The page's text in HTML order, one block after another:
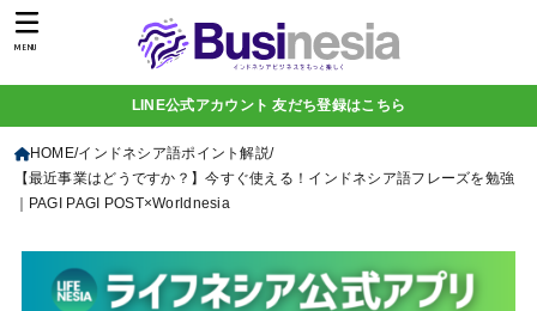
MENU
LINE公式アカウント 友だち登録はこちら
HOME インドネシア語ポイント解説
【最近事業はどうですか？】今すぐ使える！インドネシア語フレーズを勉強
｜PAGI PAGI POST×Worldnesia